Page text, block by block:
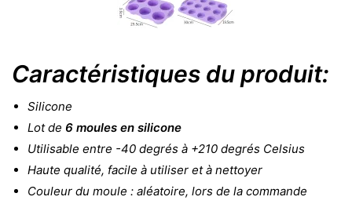
Caractéristiques du produit:
Silicone
Lot de 6 moules en silicone
Utilisable entre -40 degrés à +210 degrés Celsius
Haute qualité, facile à utiliser et à nettoyer
Couleur du moule : aléatoire, lors de la commande